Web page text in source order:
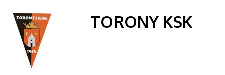
TORONY KSK